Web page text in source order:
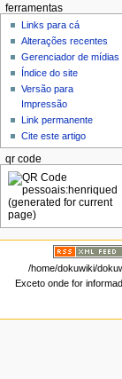
ferramentas
Links para cá
Alterações recentes
Gerenciador de mídias
Índice do site
Versão para
Impressão
Link permanente
Cite este artigo
qr code
/home/dokuwiki/
Exceto onde for